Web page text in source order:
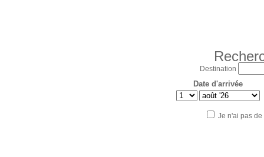
Destination
Date d'arrivée
Je n'ai pas